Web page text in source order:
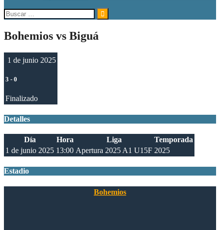
Buscar:
Bohemios vs Biguá
1 de junio 2025
3 - 0
Finalizado
Detalles
Día Hora Liga
Temporada
1 de junio 2025 13:00 Apertura 2025 A1 U15F 2025
Estadio
Bohemios